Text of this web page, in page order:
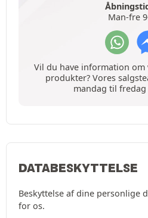
Man-fre
Vil du have information om
produkter? Vores
mandag til fredag
DATABESKYTTELSE
Beskyttelse af dine personlige
for os.